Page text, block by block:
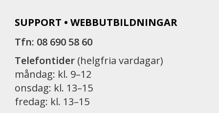
SUPPORT • WEBBUTBILDNINGAR
Tfn: 08 690 58 60
Telefontider (helgfria vardagar)
måndag: kl. 9–12
onsdag: kl. 13–15
fredag: kl. 13–15